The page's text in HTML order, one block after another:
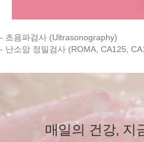
- 초음파검사 (Ultrasonography)
- 난소암 정밀검사 (ROMA, CA125,
매일의 건강, 지